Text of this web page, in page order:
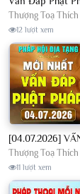
Thượng Toạ
12 lượt xem
Thượng Toạ
11 lượt xem